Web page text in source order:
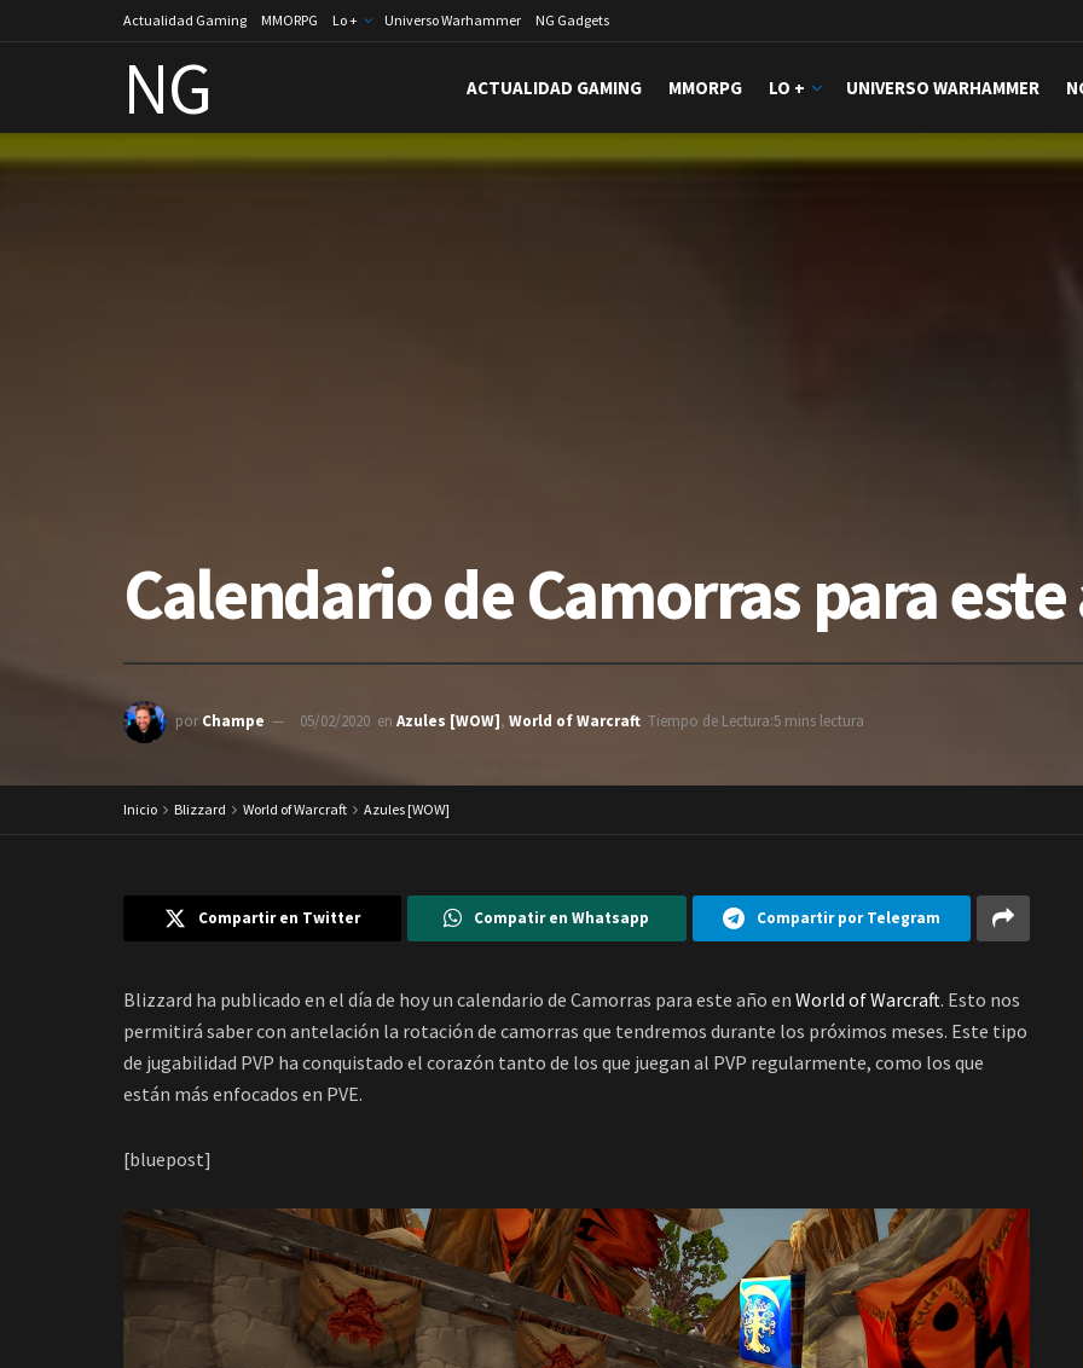
Actualidad Gaming MMORPG Lo + Universo Warhammer NG Gadgets
NG ACTUALIDAD GAMING MMORPG LO + UNIVERSO WARHAMMER
Calendario de Camorras para
por Champe 05/02/2020 en Azules [WOW], World of Warcraft Tiempo de Lectura:5 mins lectura
Inicio Blizzard World of Warcraft Azules [WOW]
Compartir en Twitter Compatir en Whatsapp Compartir por Telegram
Blizzard ha publicado en el día de hoy un calendario de Camorras para este año en World of Warcraft. Esto nos
permitirá saber con antelación la rotación de camorras que tendremos durante los próximos meses. Este tipo
de jugabilidad PVP ha conquistado el corazón tanto de los que juegan al PVP regularmente, como los que
están más enfocados en PVE.
[bluepost]